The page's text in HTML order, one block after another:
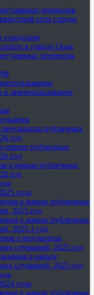
перевозок
сети города
городском
в городе Орле
перевозок
и землепользование
публичных
год
начале публичных
год
о начале публичных
год
года
о начале публичных
2025 год
о начале публичных
2025-1 год
о результатах
слушаний, 2025 год
о начале
слушаний, 2025 год
года
о начале публичных